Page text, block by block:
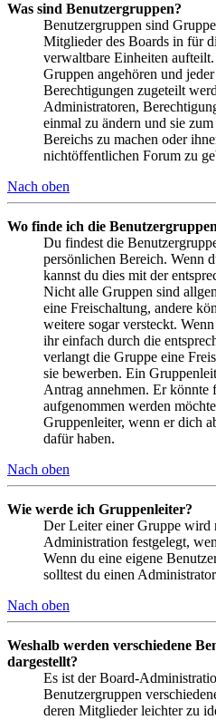
Was sind Benutzergruppen?
Benutzergruppen sind
Mitglieder des Boards in für
verwaltbare Einheiten
Gruppen angehören und
Berechtigungen zugeteilt
Administratoren,
einmal zu ändern und sie
Bereichs zu machen oder
nichtöffentlichen Forum zu
Nach oben
Wo finde ich die
Du findest die
persönlichen Bereich. Wenn
kannst du dies mit der
Nicht alle Gruppen sind
eine Freischaltung, andere
weitere sogar versteckt.
ihr einfach durch die
verlangt die Gruppe eine
sie bewerben. Ein
Antrag annehmen. Er
aufgenommen werden
Gruppenleiter, wenn er dich
dafür haben.
Nach oben
Wie werde ich Gruppenleiter?
Der Leiter einer Gruppe wird
Administration festgelegt,
Wenn du eine eigene
solltest du einen
Nach oben
Weshalb werden verschiedene
dargestellt?
Es ist der Board-
Benutzergruppen
deren Mitglieder leichter zu